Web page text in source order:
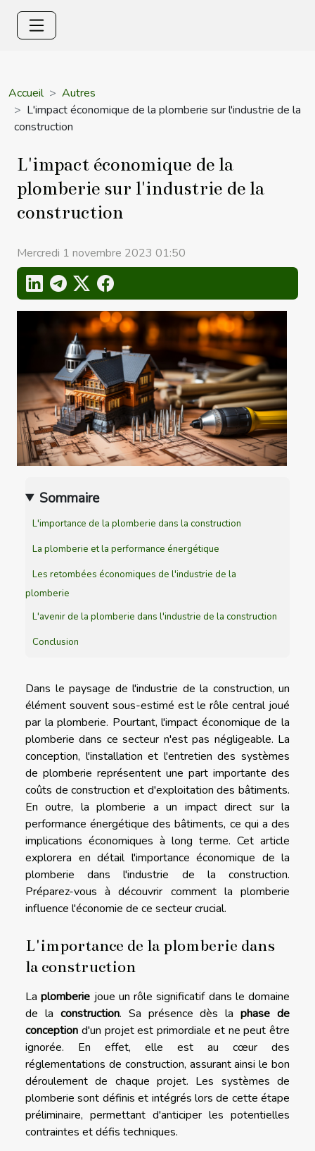
Accueil
Autres
L'impact économique de la plomberie sur l'industrie de la
construction
L'impact économique de la
plomberie sur l'industrie de la
construction
Mercredi 1 novembre 2023 01:50
Sommaire
L'importance de la plomberie dans la construction
La plomberie et la performance énergétique
Les retombées économiques de l'industrie de la
plomberie
L'avenir de la plomberie dans l'industrie de la construction
Conclusion
Dans le paysage de l'industrie de la construction, un
élément souvent sous-estimé est le rôle central joué
par la plomberie. Pourtant, l'impact économique de la
plomberie dans ce secteur n'est pas négligeable. La
conception, l'installation et l'entretien des systèmes
de plomberie représentent une part importante des
coûts de construction et d'exploitation des bâtiments.
En outre, la plomberie a un impact direct sur la
performance énergétique des bâtiments, ce qui a des
implications économiques à long terme. Cet article
explorera en détail l'importance économique de la
plomberie dans l'industrie de la construction.
Préparez-vous à découvrir comment la plomberie
influence l'économie de ce secteur crucial.
L'importance de la plomberie dans
la construction
Laplomberie joue un rôle significatif dans le domaine
de la construction. Sa présence dès laphase de
conception d'un projet est primordiale et ne peut être
ignorée. En effet, elle est au cœur des
réglementations de construction, assurant ainsi le bon
déroulement de chaque projet. Les systèmes de
plomberie sont définis et intégrés lors de cette étape
préliminaire, permettant d'anticiper les potentielles
contraintes et défis techniques.